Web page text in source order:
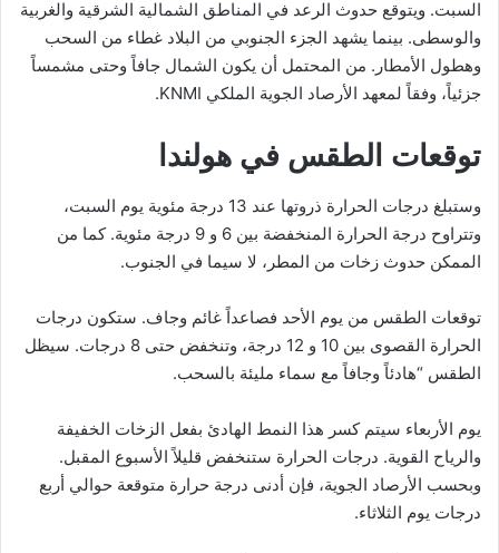
السبت. ويتوقع حدوث الرعد في المناطق الشمالية الشرقية والغربية
والوسطى. بينما يشهد الجزء الجنوبي من البلاد غطاء من السحب
وهطول الأمطار. من المحتمل أن يكون الشمال جافاً وحتى مشمساً
جزئياً، وفقاً لمعهد الأرصاد الجوية الملكي KNMI.
توقعات الطقس في هولندا
وستبلغ درجات الحرارة ذروتها عند 13 درجة مئوية يوم السبت،
وتتراوح درجة الحرارة المنخفضة بين 6 و 9 درجة مئوية. كما من
الممكن حدوث زخات من المطر، لا سيما في الجنوب.
توقعات الطقس من يوم الأحد فصاعداً غائم وجاف. ستكون درجات
الحرارة القصوى بين 10 و 12 درجة، وتنخفض حتى 8 درجات. سيظل
الطقس “هادئاً وجافاً مع سماء مليئة بالسحب.
يوم الأربعاء سيتم كسر هذا النمط الهادئ بفعل الزخات الخفيفة
والرياح القوية. درجات الحرارة ستنخفض قليلاً الأسبوع المقبل.
وبحسب الأرصاد الجوية، فإن أدنى درجة حرارة متوقعة حوالي أربع
درجات يوم الثلاثاء.